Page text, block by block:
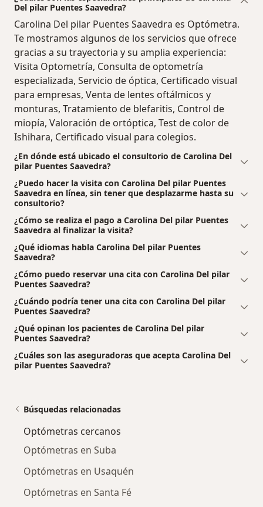
Del pilar Puentes Saavedra?
Carolina Del pilar Puentes Saavedra es Optómetra.
Te mostramos algunos de los servicios que ofrece
gracias a su trayectoria y su amplia experiencia:
Visita Optometría, Consulta de optometría
especializada, Servicio de óptica, Certificado visual
para empresas, Venta de lentes oftálmicos y
monturas, Tratamiento de blefaritis, Control de
miopía, Valoración de ortóptica, Test de color de
Ishihara, Certificado visual para colegios.
¿En dónde está ubicado el consultorio de Carolina Del
pilar Puentes Saavedra?
¿Puedo hacer la visita con Carolina Del pilar Puentes
Saavedra en línea, sin tener que desplazarme hasta su
consultorio?
¿Cómo se realiza el pago a Carolina Del pilar Puentes
Saavedra al finalizar la visita?
¿Qué idiomas habla Carolina Del pilar Puentes
Saavedra?
¿Cómo puedo reservar una cita con Carolina Del pilar
Puentes Saavedra?
¿Cuándo podría tener una cita con Carolina Del pilar
Puentes Saavedra?
¿Qué opinan los pacientes de Carolina Del pilar
Puentes Saavedra?
¿Cuáles son las aseguradoras que acepta Carolina Del
pilar Puentes Saavedra?
Búsquedas relacionadas
Optómetras cercanos
Optómetras en Suba
Optómetras en Usaquén
Optómetras en Santa Fé